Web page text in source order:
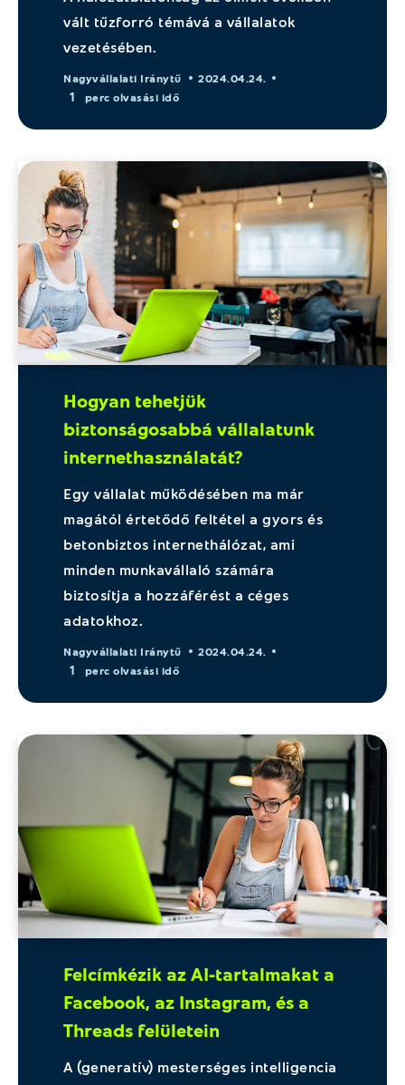
vált tűzforró témává a vállalatok
vezetésében.
Nagyvállalati Iránytű 2024.04.24.
1 perc olvasási idő
Hogyan tehetjük
biztonságosabbá vállalatunk
internethasználatát?
Egy vállalat működésében ma már
magától értetődő feltétel a gyors és
betonbiztos internethálózat, ami
minden munkavállaló számára
biztosítja a hozzáférést a céges
adatokhoz.
Nagyvállalati Iránytű 2024.04.24.
1 perc olvasási idő
Felcímkézik az AI-tartalmakat a
Facebook, az Instagram, és a
Threads felületein
A (generatív) mesterséges intelligencia